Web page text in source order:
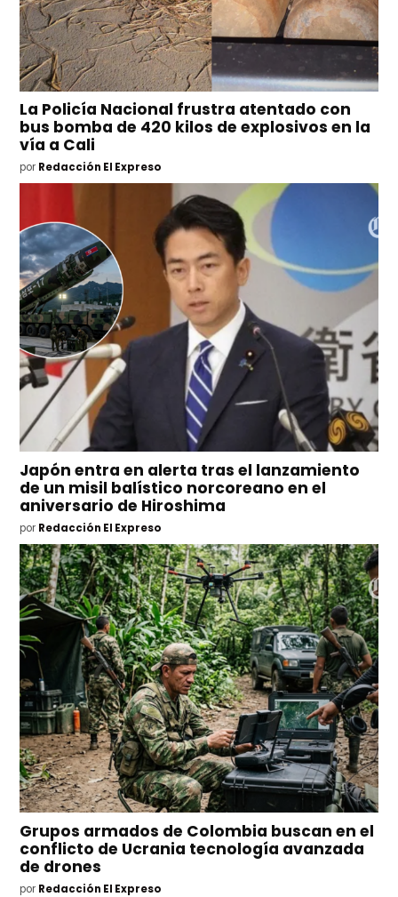
La Policía Nacional frustra atentado con
bus bomba de 420 kilos de explosivos en la
vía a Cali
por Redacción El Expreso
Japón entra en alerta tras el lanzamiento
de un misil balístico norcoreano en el
aniversario de Hiroshima
por Redacción El Expreso
Grupos armados de Colombia buscan en el
conflicto de Ucrania tecnología avanzada
de drones
por Redacción El Expreso